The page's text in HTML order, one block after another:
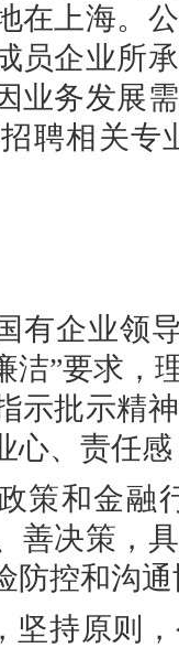
在上海。
员企业所
业务发展
聘相关
有企业领
洁”要求，
示批示精
心、责任
策和金融
善决策，
防控和沟
坚持原则